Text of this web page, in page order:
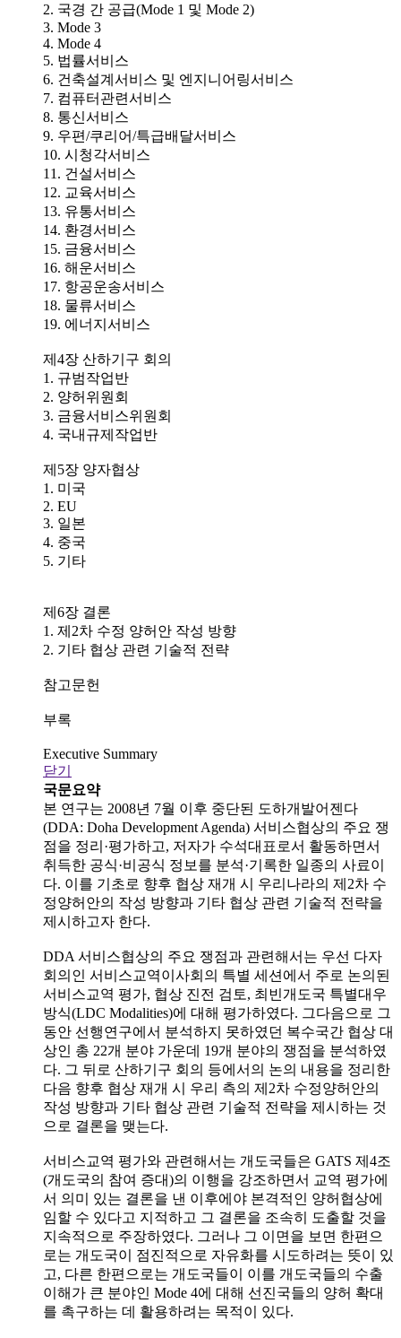
2. 국경 간 공급(Mode 1 및 Mode 2)
3. Mode 3
4. Mode 4
5. 법률서비스
6. 건축설계서비스 및 엔지니어링서비스
7. 컴퓨터관련서비스
8. 통신서비스
9. 우편/쿠리어/특급배달서비스
10. 시청각서비스
11. 건설서비스
12. 교육서비스
13. 유통서비스
14. 환경서비스
15. 금융서비스
16. 해운서비스
17. 항공운송서비스
18. 물류서비스
19. 에너지서비스
제4장 산하기구 회의
1. 규범작업반
2. 양허위원회
3. 금융서비스위원회
4. 국내규제작업반
제5장 양자협상
1. 미국
2. EU
3. 일본
4. 중국
5. 기타
제6장 결론
1. 제2차 수정 양허안 작성 방향
2. 기타 협상 관련 기술적 전략
참고문헌
부록
Executive Summary
닫기
국문요약
본 연구는 2008년 7월 이후 중단된 도하개발어젠다
(DDA: Doha Development Agenda) 서비스협상의 주요 쟁
점을 정리·평가하고, 저자가 수석대표로서 활동하면서
취득한 공식·비공식 정보를 분석·기록한 일종의 사료이
다. 이를 기초로 향후 협상 재개 시 우리나라의 제2차 수
정양허안의 작성 방향과 기타 협상 관련 기술적 전략을
제시하고자 한다.
DDA 서비스협상의 주요 쟁점과 관련해서는 우선 다자
회의인 서비스교역이사회의 특별 세션에서 주로 논의된
서비스교역 평가, 협상 진전 검토, 최빈개도국 특별대우
방식(LDC Modalities)에 대해 평가하였다. 그다음으로 그
동안 선행연구에서 분석하지 못하였던 복수국간 협상 대
상인 총 22개 분야 가운데 19개 분야의 쟁점을 분석하였
다. 그 뒤로 산하기구 회의 등에서의 논의 내용을 정리한
다음 향후 협상 재개 시 우리 측의 제2차 수정양허안의
작성 방향과 기타 협상 관련 기술적 전략을 제시하는 것
으로 결론을 맺는다.
서비스교역 평가와 관련해서는 개도국들은 GATS 제4조
(개도국의 참여 증대)의 이행을 강조하면서 교역 평가에
서 의미 있는 결론을 낸 이후에야 본격적인 양허협상에
임할 수 있다고 지적하고 그 결론을 조속히 도출할 것을
지속적으로 주장하였다. 그러나 그 이면을 보면 한편으
로는 개도국이 점진적으로 자유화를 시도하려는 뜻이 있
고, 다른 한편으로는 개도국들이 이를 개도국들의 수출
이해가 큰 분야인 Mode 4에 대해 선진국들의 양허 확대
를 촉구하는 데 활용하려는 목적이 있다.